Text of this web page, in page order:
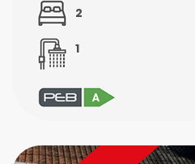
2
1